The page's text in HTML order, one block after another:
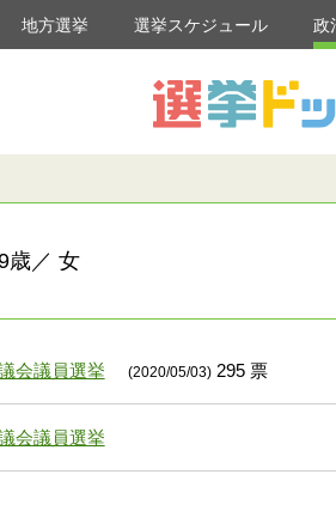
地方選挙 選挙スケジュール 政
歳／ 女
会議員選挙 (2020/05/03)295 票
会議員選挙